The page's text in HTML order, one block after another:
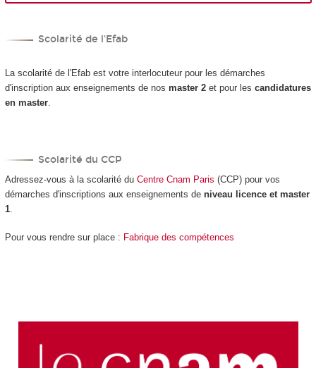
Scolarité de l'Efab
La scolarité de l'Efab est votre interlocuteur pour les démarches
d'inscription aux enseignements de nos master 2 et pour les candidatures
en master.
Scolarité du CCP
Adressez-vous à la scolarité du Centre Cnam Paris (CCP) pour vos
démarches d'inscriptions aux enseignements de niveau licence et master
1.
Pour vous rendre sur place : Fabrique des compétences